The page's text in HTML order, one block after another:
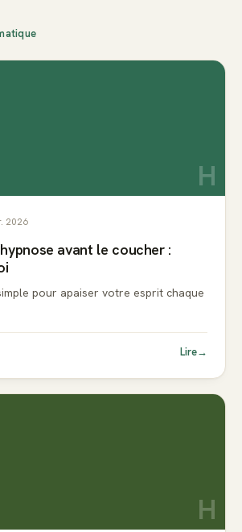
H
2026
avant le coucher :
pour apaiser votre esprit chaque
Lire→
H